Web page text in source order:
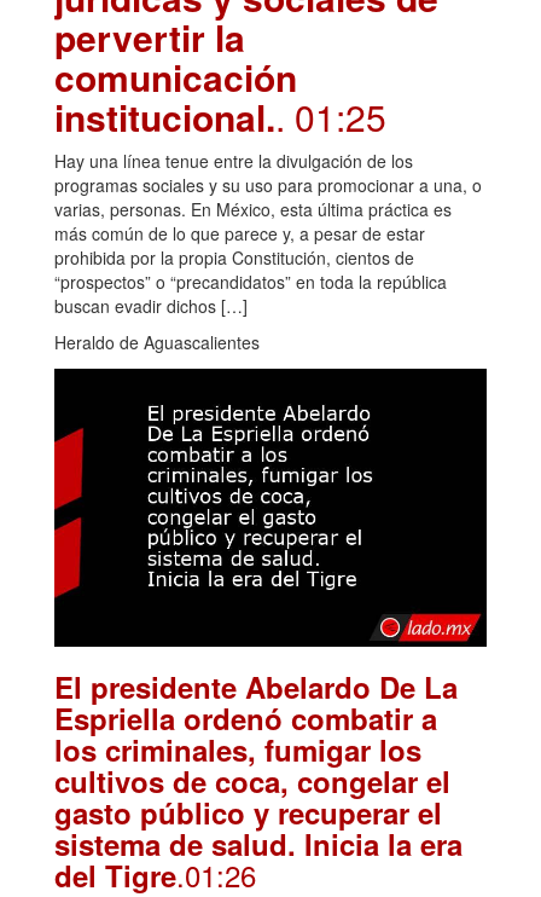
pervertir la
comunicación
institucional.. 01:25
Hay una línea tenue entre la divulgación de los
programas sociales y su uso para promocionar a una, o
varias, personas. En México, esta última práctica es
más común de lo que parece y, a pesar de estar
prohibida por la propia Constitución, cientos de
“prospectos” o “precandidatos” en toda la república
buscan evadir dichos […]
Heraldo de Aguascalientes
El presidente Abelardo De La
Espriella ordenó combatir a
los criminales, fumigar los
cultivos de coca, congelar el
gasto público y recuperar el
sistema de salud. Inicia la era
del Tigre.01:26